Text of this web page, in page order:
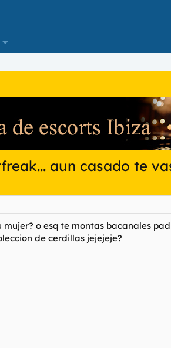
aun casado te
mujer? o esq te montas bacanales
de cerdillas jejejeje?